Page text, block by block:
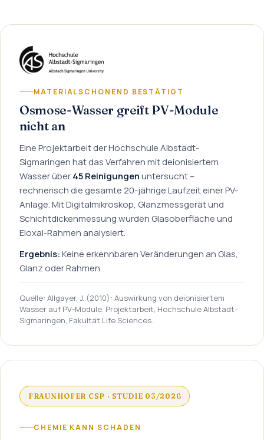
MATERIALSCHONEND BESTÄTIGT
Osmose-Wasser greift PV-Module
nicht an
Eine Projektarbeit der Hochschule Albstadt-
Sigmaringen hat das Verfahren mit deionisiertem
Wasser über45 Reinigungenuntersucht –
rechnerisch die gesamte 20-jährige Laufzeit einer PV-
Anlage. Mit Digitalmikroskop, Glanzmessgerät und
Schichtdickenmessung wurden Glasoberfläche und
Eloxal-Rahmen analysiert.
Ergebnis:Keine erkennbaren Veränderungen an Glas,
Glanz oder Rahmen.
Quelle: Allgayer, J. (2010): Auswirkung von deionisiertem
Wasser auf PV-Module. Projektarbeit, Hochschule Albstadt-
Sigmaringen, Fakultät Life Sciences.
FRAUNHOFER CSP · STUDIE 03/2026
CHEMIE KANN SCHADEN